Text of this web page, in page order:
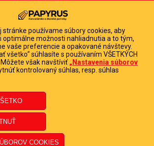
Reklamačný formulár
Odstúpenie od zmluvy
o odstúpení od zmluvy
FIRMA
PAPYRUS POPRAD, s.r.o.
DIČ 2020513880
IČ DPH SK2020513880
stránke používame súbory cookies, aby
optimálne možnosti nahliadnutia a to tým,
vaše preferencie a opakované návštevy.
všetko“ súhlasíte s používaním VŠETKÝCH
však navštíviť „Nastavenia súborov
kontrolovaný súhlas, resp. súhlas